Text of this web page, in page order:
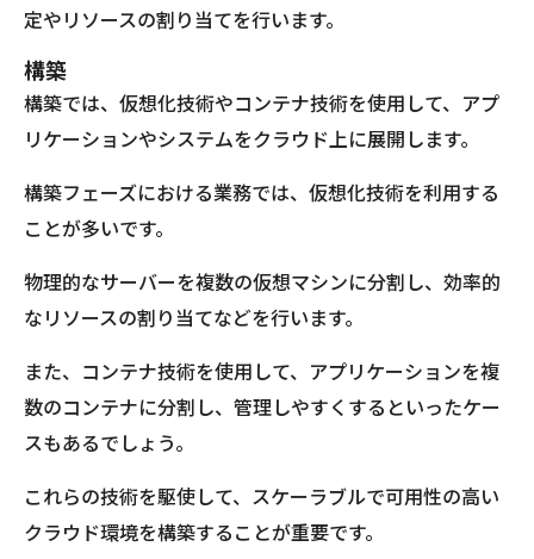
定やリソースの割り当てを行います。
構築
構築では、仮想化技術やコンテナ技術を使用して、アプ
リケーションやシステムをクラウド上に展開します。
構築フェーズにおける業務では、仮想化技術を利用する
ことが多いです。
物理的なサーバーを複数の仮想マシンに分割し、効率的
なリソースの割り当てなどを行います。
また、コンテナ技術を使用して、アプリケーションを複
数のコンテナに分割し、管理しやすくするといったケー
スもあるでしょう。
これらの技術を駆使して、スケーラブルで可用性の高い
クラウド環境を構築することが重要です。